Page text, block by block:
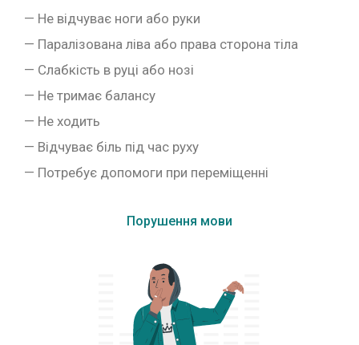
— Не відчуває ноги або руки
— Паралізована ліва або права сторона тіла
— Слабкість в руці або нозі
— Не тримає балансу
— Не ходить
— Відчуває біль під час руху
— Потребує допомоги при переміщенні
Порушення мови